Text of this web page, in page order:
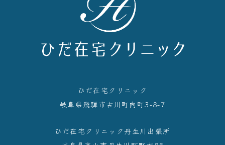
ひだ在宅クリニック
岐阜県⾶騨市古川町向町3-8-7
ひだ在宅クリニック丹生川出張所